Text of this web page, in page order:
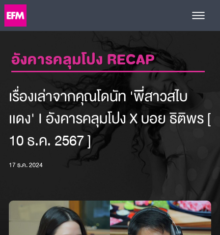
อังคารคลุมโปง RECAP
เรื่องเล่าจากคุณโดนัท 'พี่สาวสไบ
เเดง' I อังคารคลุมโปง X บอย ธิติพร [
10 ธ.ค. 2567 ]
17 ธ.ค. 2024